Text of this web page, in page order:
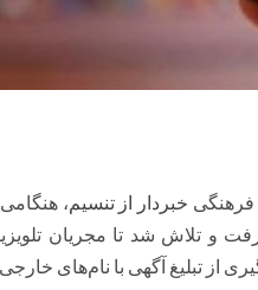
فرهنگی خبردار از تنسیم،
و تلاش شد تا مجریان
از تبلیغ آگهی‌ با نام‌های